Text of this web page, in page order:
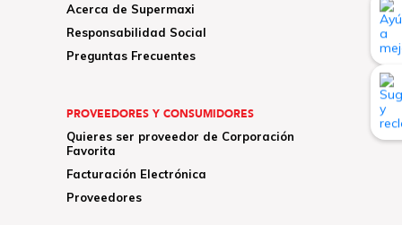
Acerca de Supermaxi
Responsabilidad Social
Preguntas Frecuentes
PROVEEDORES Y CONSUMIDORES
Quieres ser proveedor de Corporación
Favorita
Facturación Electrónica
Proveedores